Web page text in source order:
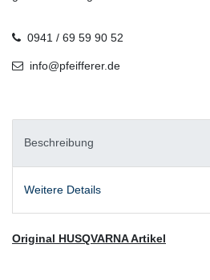
0941 / 69 59 90 52
info@pfeifferer.de
Beschreibung
Weitere Details
Original HUSQVARNA Artikel